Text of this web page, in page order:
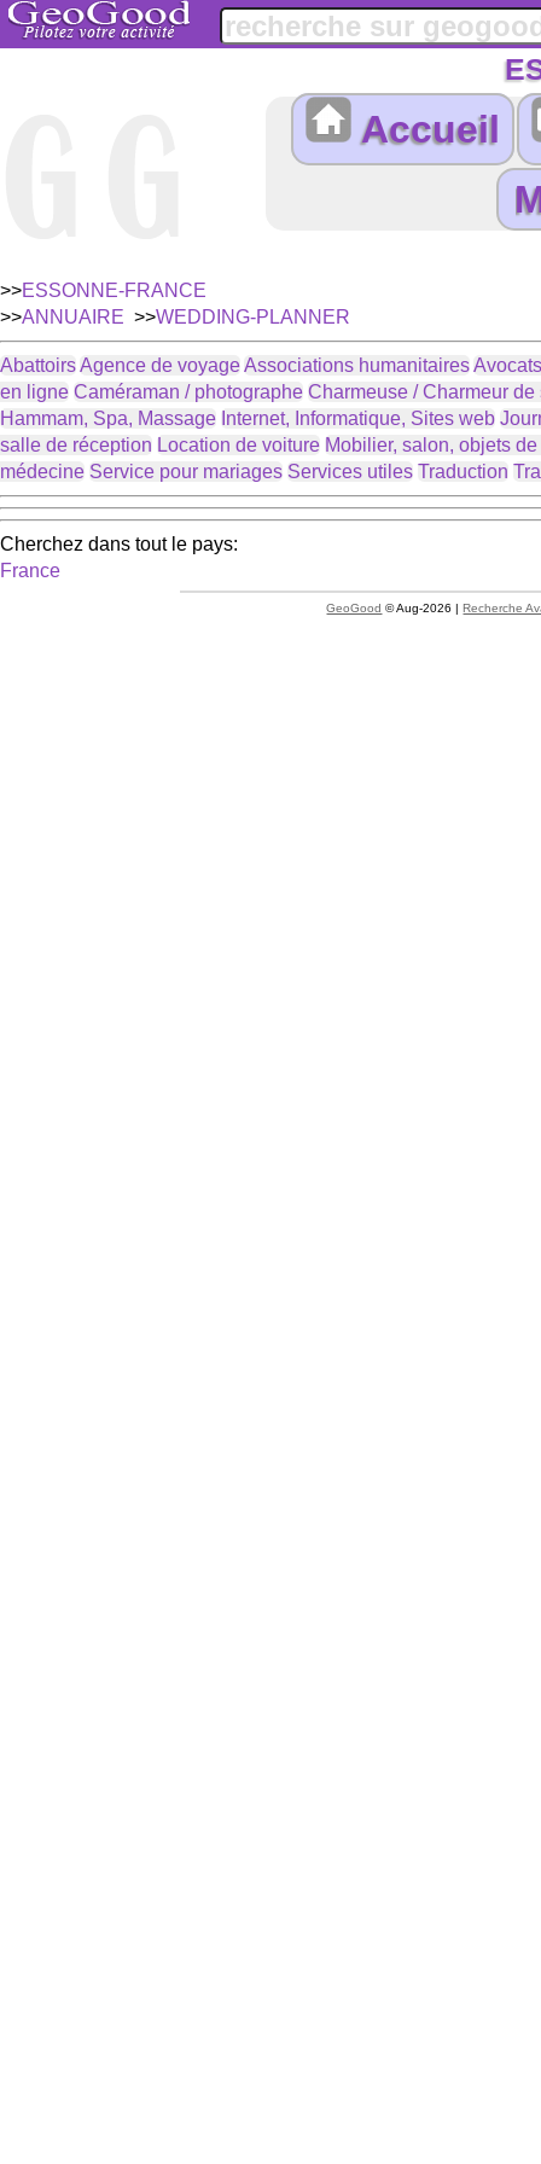
Accueil
>>ESSONNE-FRANCE
>>ANNUAIRE >>WEDDING-PLANNER
AbattoirsAgence de voyageAssociations humanitaires
en ligne Caméraman / photographe Charmeuse / Charmeur de
Hammam, Spa, Massage Internet, Informatique, Sites web
salle de réception Location de voiture Mobilier, salon, objets
médecine Service pour mariages Services utiles Traduction
Cherchez dans tout le pays:
France
GeoGood © Aug-2026 |Recherche